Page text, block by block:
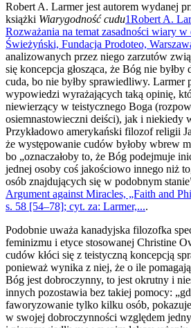
Robert A. Larmer jest autorem wydanej
książki Wiarygodność cudu1Robert A.
Rozważania na temat zasadności wiary w
Świeżyński, Fundacja Prodoteo,
analizowanych przez niego zarzutów
się koncepcja głosząca, że Bóg nie byłby
cuda, bo nie byłby sprawiedliwy. Larmer
wypowiedzi wyrażających taką opinię,
niewierzący w teistycznego Boga
osiemnastowieczni deiści), jak i niekiedy
Przykładowo amerykański filozof religii
że występowanie cudów byłoby wbrew
bo „oznaczałoby to, że Bóg podejmuje
jednej osoby coś jakościowo innego niż
osób znajdujących się w podobnym
Argument against Miracles, „Faith and
s. 58 [54–78]; cyt. za: Larmer,....
Podobnie uważa kanadyjska filozofka
feminizmu i etyce stosowanej Christine
cudów kłóci się z teistyczną koncepcją
ponieważ wynika z niej, że o ile
Bóg jest dobroczynny, to jest okrutny i
innych pozostawia bez takiej pomocy:
faworyzowanie tylko kilku osób,
w swojej dobroczynności względem